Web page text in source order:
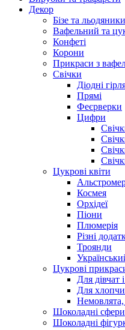
Декор
Бізе та льодяники
Вафельний та
Конфеті
Корони
Прикраси з
Свічки
Діодні
Прямі
Феєрверки
Цифри
Цукрові квіти
Космея
Орхідеї
Піони
Плюмерія
Різні
Троянди
Цукрові
Для дівчат
Для
Шоколадні сфери
Шоколадні